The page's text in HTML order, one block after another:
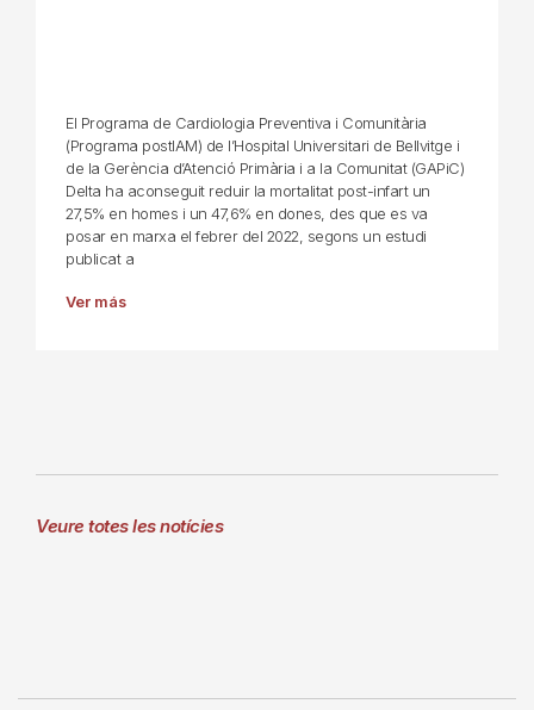
El Programa de Cardiologia Preventiva i Comunitària
(Programa postIAM) de l’Hospital Universitari de Bellvitge i
de la Gerència d’Atenció Primària i a la Comunitat (GAPiC)
Delta ha aconseguit reduir la mortalitat post-infart un
27,5% en homes i un 47,6% en dones, des que es va
posar en marxa el febrer del 2022, segons un estudi
publicat a
Ver más
Veure totes les notícies